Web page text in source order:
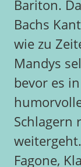
Bariton.
Bachs
wie zu
Mandys
bevor es
Schlagern
Fagone,